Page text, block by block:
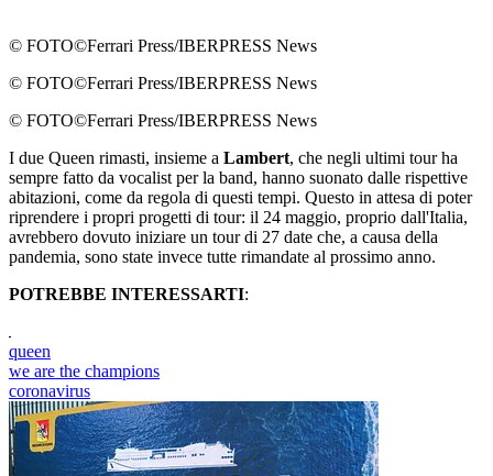
© FOTO©Ferrari Press/IBERPRESS News
© FOTO©Ferrari Press/IBERPRESS News
© FOTO©Ferrari Press/IBERPRESS News
I due Queen rimasti, insieme a Lambert, che negli ultimi tour ha
sempre fatto da vocalist per la band, hanno suonato dalle rispettive
abitazioni, come da regola di questi tempi. Questo in attesa di poter
riprendere i propri progetti di tour: il 24 maggio, proprio dall'Italia,
avrebbero dovuto iniziare un tour di 27 date che, a causa della
pandemia, sono state invece tutte rimandate al prossimo anno.
POTREBBE INTERESSARTI:
queen
we are the champions
coronavirus